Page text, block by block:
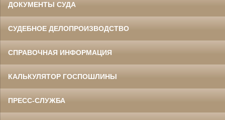
ДОКУМЕНТЫ СУДА
СУДЕБНОЕ ДЕЛОПРОИЗВОДСТВО
СПРАВОЧНАЯ ИНФОРМАЦИЯ
КАЛЬКУЛЯТОР ГОСПОШЛИНЫ
ПРЕСС-СЛУЖБА